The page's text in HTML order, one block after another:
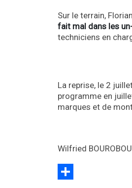
Sur le terrain,
fait mal dans les
techniciens en
La reprise, le 2
programme en
marques et de
Wilfried BOUROBOU